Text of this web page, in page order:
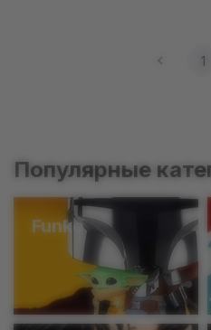
1
Популярные
Funko